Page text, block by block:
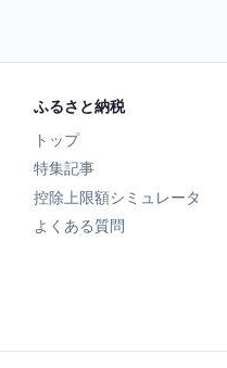
ふるさと納税
トップ
特集記事
控除上限額シミュレータ
よくある質問